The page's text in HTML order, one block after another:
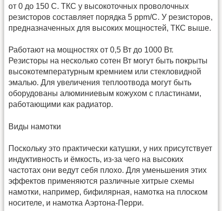
от 0 до 150 С. ТКС у высокоточных проволочных
резисторов составляет порядка 5 ppm/C. У резисторов,
предназначенных для высоких мощностей, ТКС выше.
Работают на мощностях от 0,5 Вт до 1000 Вт.
Резисторы на несколько сотен Вт могут быть покрыты
высокотемпературным кремнием или стекловидной
эмалью. Для увеличения теплоотвода могут быть
оборудованы алюминиевым кожухом с пластинами,
работающими как радиатор.
Виды намотки
Поскольку это практически катушки, у них присутствует
индуктивность и ёмкость, из-за чего на высоких
частотах они ведут себя плохо. Для уменьшения этих
эффектов применяются различные хитрые схемы
намотки, например, бифилярная, намотка на плоском
носителе, и намотка Аэртона-Перри.